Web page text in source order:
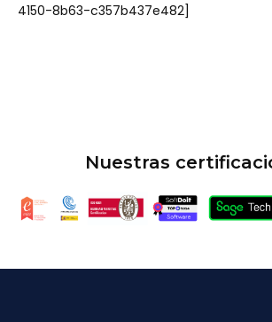
4150-8b63-c357b437e482]
Nuestras